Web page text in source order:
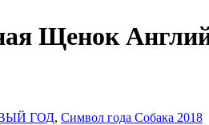
Щенок
ГОД, Символ года Собака 2018